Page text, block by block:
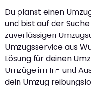
Du planst einen
und bist auf der
zuverlässigen
Umzugsservice aus
Lösung für deinen
Umzüge im In- und
dein Umzug